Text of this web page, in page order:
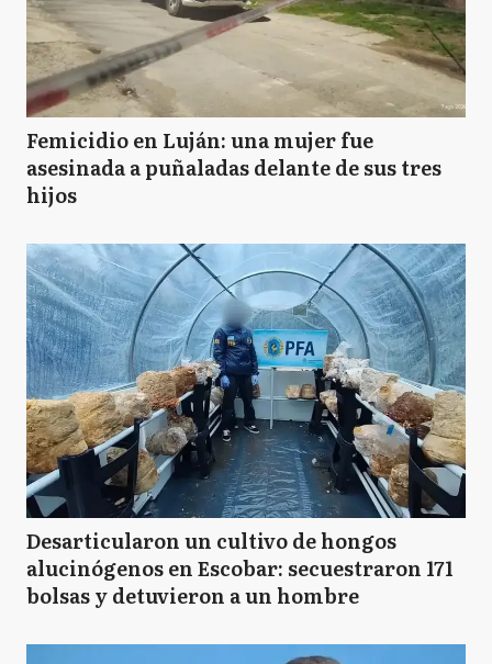
Femicidio en Luján: una mujer fue
asesinada a puñaladas delante de sus tres
hijos
Desarticularon un cultivo de hongos
alucinógenos en Escobar: secuestraron 171
bolsas y detuvieron a un hombre